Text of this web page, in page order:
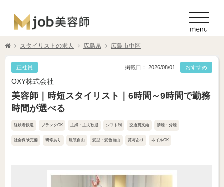
スタイリストの求人 広島県 広島市中区
正社員 おすすめ
掲載日： 2026/08/01
OXY株式会社
美容師｜時短スタイリスト｜6時間～9時間で勤務
時間が選べる
経験者歓迎 ブランクOK 主婦・主夫歓迎 シフト制 交通費支給 禁煙・分煙
社会保険完備 研修あり 服装自由 髪型・髪色自由 賞与あり ネイルOK